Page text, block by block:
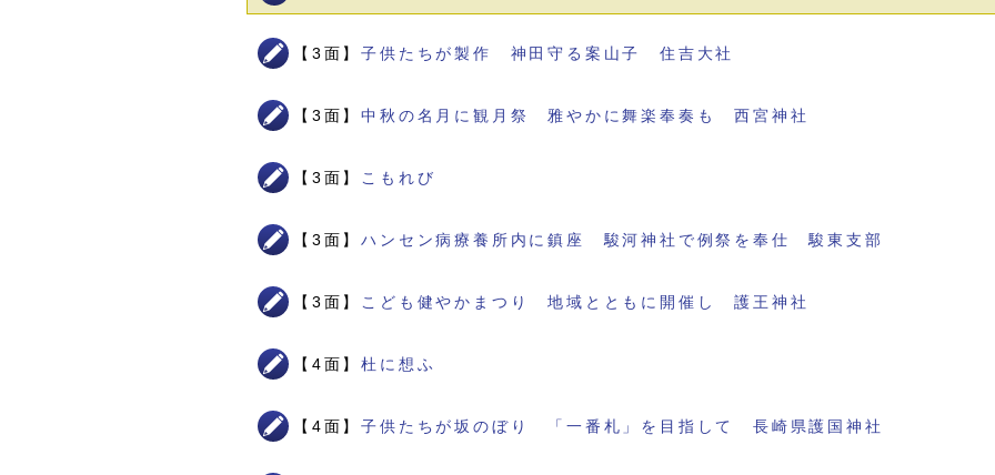
【3面】子供たちが製作 神田守る案山子 住吉大社
【3面】中秋の名月に観月祭 雅やかに舞楽奉奏も 西宮神社
【3面】 こもれび
【3面】ハンセン病療養所内に鎮座 駿河神社で例祭を奉仕 駿東支部
【3面】 こども健やかまつり 地域とともに開催し 護王神社
【4面】杜に想ふ
【4面】子供たちが坂のぼり 「一番札」を目指して 長崎県護国神社